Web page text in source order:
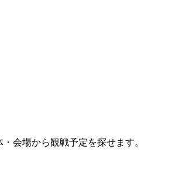
会場から観戦予定を探せます。